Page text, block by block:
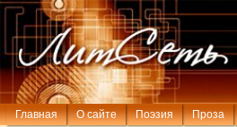
Главная О сайте Поэзия Проза